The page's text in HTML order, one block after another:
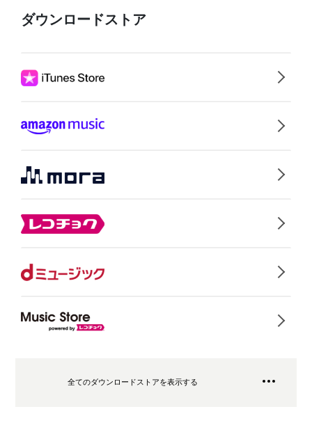
ダウンロードストア
全てのダウンロードストアを表示する